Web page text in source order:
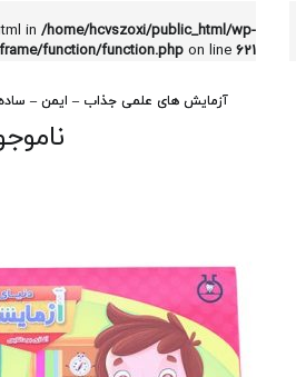
in /home/hcvszoxi/public_html/wp-
function/function.php on line 621
آزمایش های علمی جذاب – ایمن – ساده